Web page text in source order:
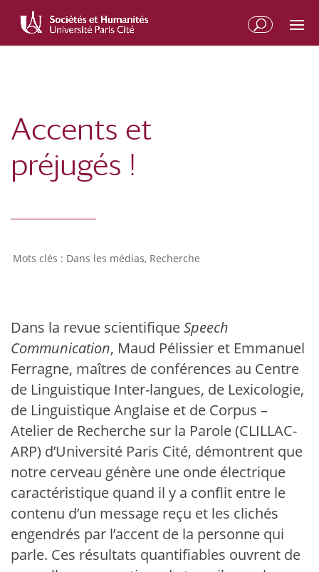
contenu
Accents et
préjugés !
Dans les médias, Recherche
Dans la revue scientifiqueSpeech
Communication, Maud Pélissier et Emmanuel
Ferragne, maîtres de conférences au Centre
de Linguistique Inter-langues, de Lexicologie,
de Linguistique Anglaise et de Corpus –
Atelier de Recherche sur la Parole (CLILLAC-
ARP) d’Université Paris Cité, démontrent que
notre cerveau génère une onde électrique
caractéristique quand il y a conflit entre le
contenu d’un message reçu et les clichés
engendrés par l’accent de la personne qui
parle. Ces résultats quantifiables ouvrent de